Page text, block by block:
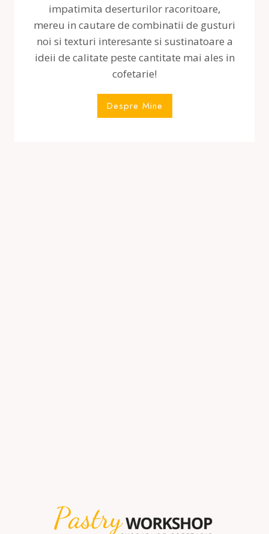
impatimita deserturilor racoritoare,
mereu in cautare de combinatii de gusturi
noi si texturi interesante si sustinatoare a
ideii de calitate peste cantitate mai ales in
cofetarie!
Despre Mine